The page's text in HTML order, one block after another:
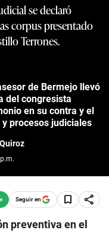
se declaró
corpus presentado
Terrones.
de Bermejo llevó
del congresista
en su contra y el
procesos judiciales
Seguir en
preventiva en el